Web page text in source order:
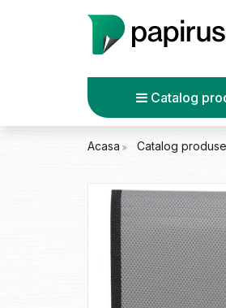
Catalog
Acasa Catalog produse